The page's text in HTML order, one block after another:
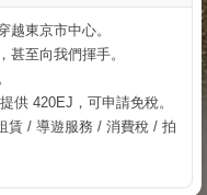
東京市中心。
甚至向我們揮手。
供 420EJ，可申請免稅。
賃 / 導遊服務 / 消費稅 / 拍